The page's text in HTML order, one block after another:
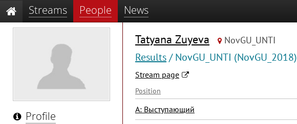
Streams People News
Profile
Tatyana Zuyeva NovGU_UNTI
Results/ NovGU_UNTI (NovGU_2018)
Stream page
Position
А: Выступающий